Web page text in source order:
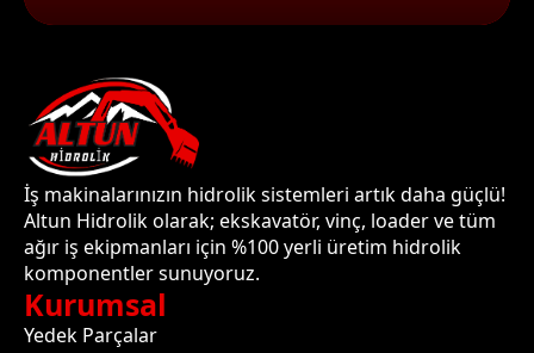
İş makinalarınızın hidrolik sistemleri artık daha güçlü!
Altun Hidrolik olarak; ekskavatör, vinç, loader ve tüm
ağır iş ekipmanları için %100 yerli üretim hidrolik
komponentler sunuyoruz.
Kurumsal
Yedek Parçalar